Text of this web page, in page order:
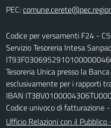
PEC:
Codice per versamenti F24 -
Servizio Tesoreria Intesa
Tesoreria Unica presso la
esclusivamente per i rapporti
IBAN
Codice univoco di fatturazione
Ufficio Relazioni con il Pubblico